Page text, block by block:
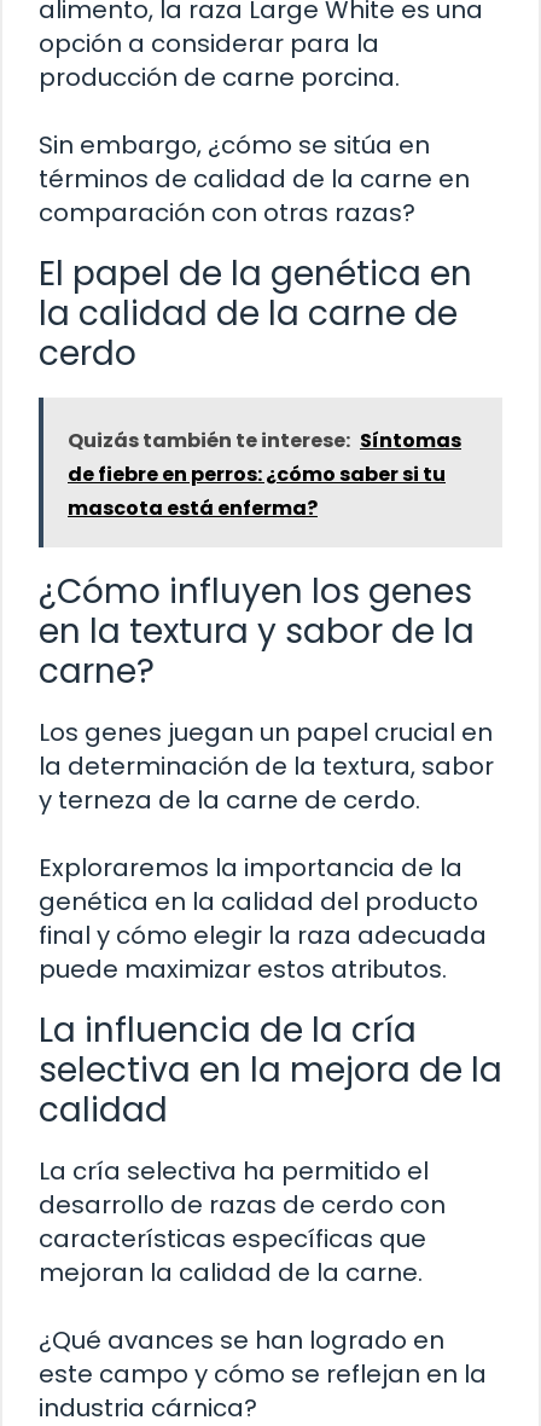
alimento, la raza Large White es una
opción a considerar para la
producción de carne porcina.
Sin embargo, ¿cómo se sitúa en
términos de calidad de la carne en
comparación con otras razas?
El papel de la genética en
la calidad de la carne de
cerdo
Quizás también te interese: Síntomas
de fiebre en perros: ¿cómo saber si tu
mascota está enferma?
¿Cómo influyen los genes
en la textura y sabor de la
carne?
Los genes juegan un papel crucial en
la determinación de la textura, sabor
y terneza de la carne de cerdo.
Exploraremos la importancia de la
genética en la calidad del producto
final y cómo elegir la raza adecuada
puede maximizar estos atributos.
La influencia de la cría
selectiva en la mejora de la
calidad
La cría selectiva ha permitido el
desarrollo de razas de cerdo con
características específicas que
mejoran la calidad de la carne.
¿Qué avances se han logrado en
este campo y cómo se reflejan en la
industria cárnica?